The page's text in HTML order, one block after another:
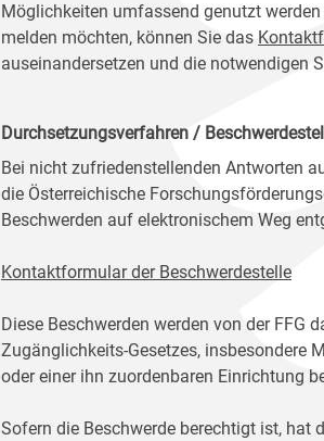
Möglichkeiten umfassend genutzt
melden möchten, können Sie das
auseinandersetzen und die notwendigen
Durchsetzungsverfahren /
Bei nicht zufriedenstellenden Antworten
die Österreichische
Beschwerden auf elektronischem Weg
Kontaktformular der Beschwerdestelle
Diese Beschwerden werden von der FFG
Zugänglichkeits-Gesetzes, insbesondere
oder einer ihn zuordenbaren Einrichtung
Sofern die Beschwerde berechtigt ist, hat